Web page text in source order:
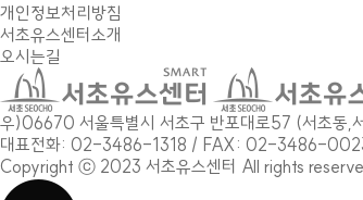
개인정보처리방침
서초유스센터소개
오시는길
우)06670 서울특별시 서초구 반포대로57 (서초동,
대표전화: 02-3486-1318 / FAX: 02-3486-0023 /
Copyright ⓒ 2023 서초유스센터 All rights